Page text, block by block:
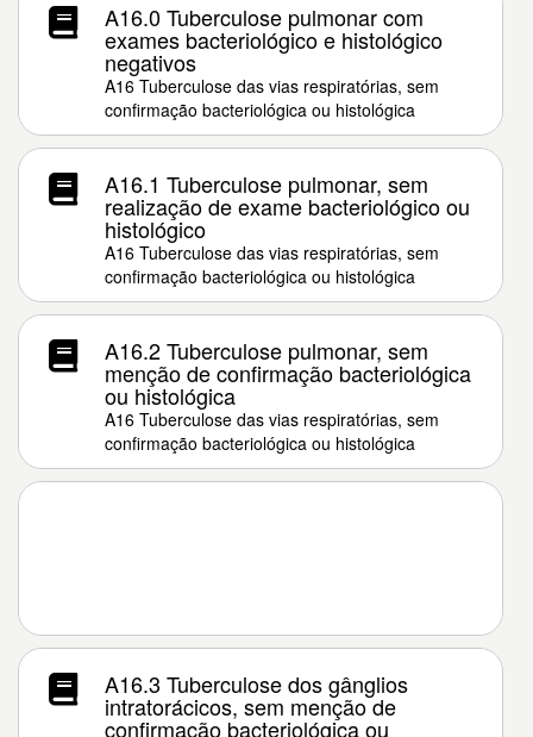
A16.0 Tuberculose pulmonar com
exames bacteriológico e histológico
negativos
A16 Tuberculose das vias respiratórias, sem
confirmação bacteriológica ou histológica
A16.1 Tuberculose pulmonar, sem
realização de exame bacteriológico ou
histológico
A16 Tuberculose das vias respiratórias, sem
confirmação bacteriológica ou histológica
A16.2 Tuberculose pulmonar, sem
menção de confirmação bacteriológica
ou histológica
A16 Tuberculose das vias respiratórias, sem
confirmação bacteriológica ou histológica
A16.3 Tuberculose dos gânglios
intratorácicos, sem menção de
confirmação bacteriológica ou